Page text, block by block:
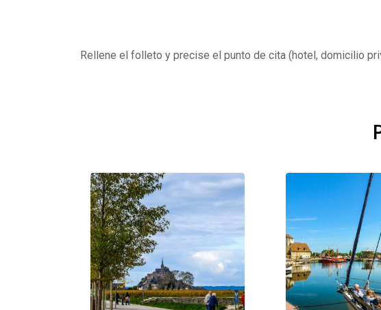
Rellene el folleto y precise el punto de cita (hotel, domicilio